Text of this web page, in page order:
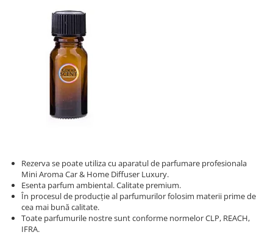
Rezerva se poate utiliza cu aparatul de parfumare profesionala
Mini Aroma Car & Home Diffuser Luxury.
Esenta parfum ambiental. Calitate premium.
În procesul de producție al parfumurilor folosim materii prime de
cea mai bună calitate.
Toate parfumurile nostre sunt conforme normelor CLP, REACH,
IFRA.